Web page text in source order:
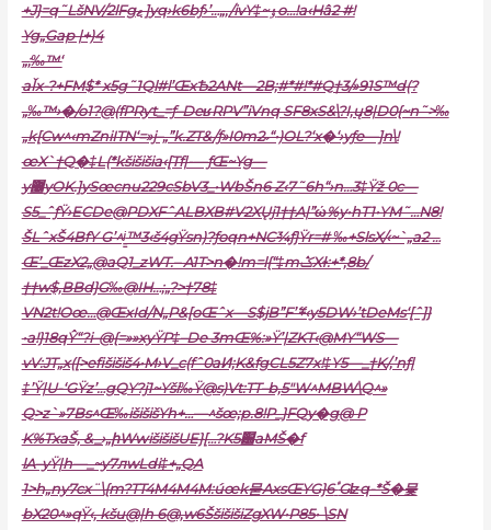
+J}=q˜LšNV/2lFgޱ ]yq›k6bƒ›’…„,/ivY‡~ٶo…!a‹Hâ2 #!
Yg„Gap |+)4
„;‰™‘
aǏx-?+FM$* x5g˜1Ql#l’ŒxѢ2ANt—2B;#*#!*#Q†3/»91S™d(?
„‰™›�/o1?@(fPRƴt_=ƒ–DeʁRPV”iVnq SF8xS&\?I,ų8|D0{~n˜>‰
„k[Cw^‹mZniITN‘=»j–„”k.ZT&/ƒ»I0m2˶“•)OL?‘x�‘›yƒe—]n\!
œX`†Q�‡L(*kšišišia‹[Tf|-—ƒŒ~Yg—
y޼yOK.]ySœcnu229cSbV3_•WbŠn6 Z‹7˜6h“›n…3‡Ÿž 0c—
S5_ˆƒŸ›ECDe@PDXFˆALBXB#V2XŲj1††A|”ώ%y•hT1•YM˜…N8!
ŠLˆxŠ4BfY G’^ʲ̳™3‹š4gŸsn)?ƒoqn+NC¾ƒ}Ÿr=# ‰+SlsX/‹~`„a2 …
Œ’_ŒzX2„@aQ1_zWT.– A1T>n�!m=l{“‡mݣXɫ:+*‚8b/
††w$,BBd}G‰@IH…;„?>†78‡
VN2t!Oœ…@ŒxId/N„P&[oŒˆx—S$jB”F’ޭ+‹y5DW›’tDeMs‘[ˆ]}
•a!}18qŶ“?i–@{=»»xyŸP‡–De 3mŒ%:»Ÿ’|ZKT‹@MY“WS—
vV:JT„x([>efišišiš4•M›V_c(fˆ0aͶ;K&fgCL5Z7x!‡Y5—_†K/,’nƒ|
‡’Ÿ|U-‘GŸz’…gQY?j1~Yši‰Ÿ@s)Vt:TT–b‚5″W^MBW\Q^»
Q>z`»7Bs^Œ‰išišišYh+…—^šœ;p.8!P_}FQy�g@ P
K%TxaŠ, &_›„իWԝišišišUE}[…?K5԰aMŠ�f
lA–yŸ|h—_~y7лwLdi‡+„QA
1>h„ny7cx¨\{m?TT4M4M4M:úœk묻AxsŒҮG}6ٴGʫq-*Š�뮻
bX20^»qŸ‹, kšu@|h 6@‚w6ŠšišišiZgXW•P85• \SN